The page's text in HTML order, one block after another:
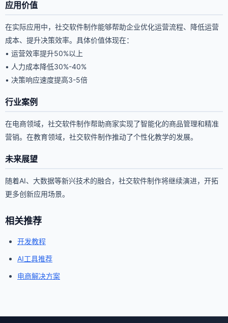
应用价值
在实际应用中，社交软件制作能够帮助企业优化运营流程、降低运营
成本、提升决策效率。具体价值体现在：
• 运营效率提升50%以上
• 人力成本降低30%-40%
• 决策响应速度提高3-5倍
行业案例
在电商领域，社交软件制作帮助商家实现了智能化的商品管理和精准
营销。在教育领域，社交软件制作推动了个性化教学的发展。
未来展望
随着AI、大数据等新兴技术的融合，社交软件制作将继续演进，开拓
更多创新应用场景。
相关推荐
开发教程
AI工具推荐
电商解决方案